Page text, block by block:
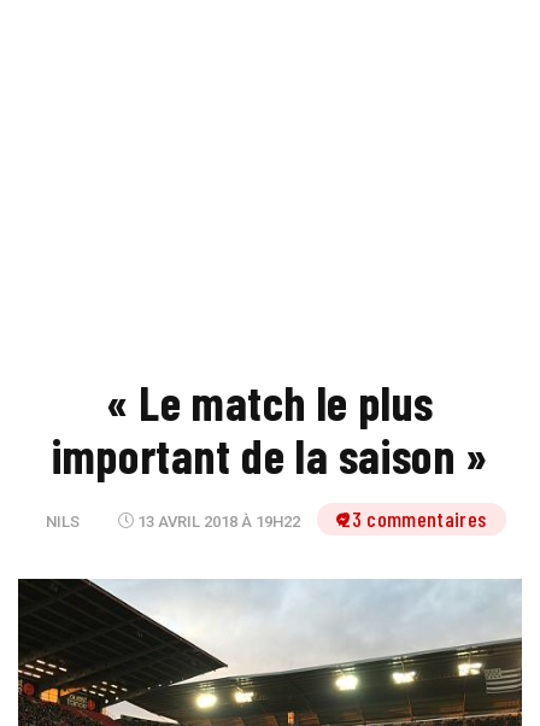
« Le match le plus
important de la saison »
NILS 13 AVRIL 2018 À 19H22 23 commentaires